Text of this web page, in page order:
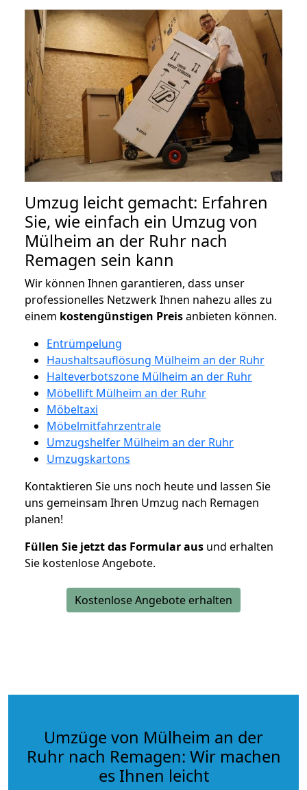
Umzug leicht gemacht: Erfahren
Sie, wie einfach ein Umzug von
Mülheim an der Ruhr nach
Remagen sein kann
Wir können Ihnen garantieren, dass unser
professionelles Netzwerk Ihnen nahezu alles zu
einem kostengünstigen Preisanbieten können.
Entrümpelung
Haushaltsauflösung Mülheim an der Ruhr
Halteverbotszone Mülheim an der Ruhr
Möbellift Mülheim an der Ruhr
Möbeltaxi
Möbelmitfahrzentrale
Umzugshelfer Mülheim an der Ruhr
Umzugskartons
Kontaktieren Sie uns noch heute und lassen Sie
uns gemeinsam Ihren Umzug nach Remagen
planen!
Füllen Sie jetzt das Formular aus und erhalten
Sie kostenlose Angebote.
Kostenlose Angebote erhalten
Umzüge von Mülheim an der
Ruhr nach Remagen: Wir machen
es Ihnen leicht